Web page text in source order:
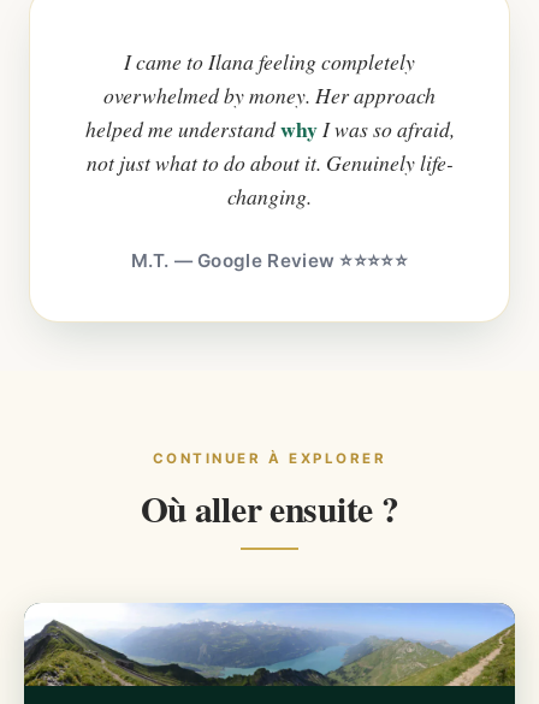
I came to Ilana feeling completely
overwhelmed by money. Her approach
helped me understandwhyI was so afraid,
not just what to do about it. Genuinely life-
changing.
M.T. — Google Review ⭐⭐⭐⭐⭐
CONTINUER À EXPLORER
Où aller ensuite ?